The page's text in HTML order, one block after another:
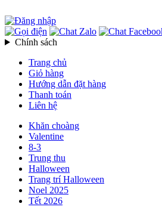
Chính sách
Trang chủ
Giỏ hàng
Hướng dẫn đặt hàng
Thanh toán
Liên hệ
Khăn choàng
Valentine
8-3
Trung thu
Halloween
Trang trí Halloween
Noel 2025
Tết 2026